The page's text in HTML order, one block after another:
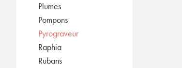
Plumes
Pompons
Pyrograveur
Raphia
Rubans